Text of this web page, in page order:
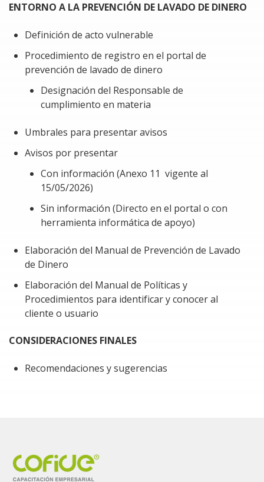
Minimizar cualquier error durante el proceso de
dinero.
Anticipar los requisitos de información necesarios
para presentar los avisos correspondientes ante
la Unidad de Inteligencia Financiera (UIF).
En resumen, este módulo busca garantizar un
cumplimiento adecuado y legal en la contratación de un
servicio especializado.
REQUERIMIENTO ESPECIAL PARA EL CURSO
Lectura obligada del artículo 15-D del Código
Fiscal de la Federación
Conocimiento básico de los requisitos de las
deducciones
Conocimiento del portal de Prevención de Lavado
de Dinero
ENTORNO A LA PREVENCIÓN DE LAVADO DE DINERO
Definición de acto vulnerable
Procedimiento de registro en el portal de
prevención de lavado de dinero
Designación del Responsable de
cumplimiento en materia
Umbrales para presentar avisos
Avisos por presentar
Con información (Anexo 11 vigente al
15/05/2026)
Sin información (Directo en el portal o con
herramienta informática de apoyo)
Elaboración del Manual de Prevención de Lavado
de Dinero
Elaboración del Manual de Políticas y
Procedimientos para identificar y conocer al
cliente o usuario
CONSIDERACIONES FINALES
Recomendaciones y sugerencias